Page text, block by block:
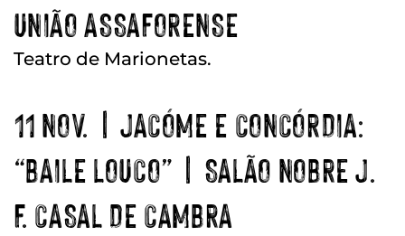
UNIÃO ASSAFORENSE
Teatro de Marionetas.
11 NOV. | JACÓME E CONCÓRDIA:
“BAILE LOUCO” | SALÃO NOBRE J.
F. CASAL DE CAMBRA